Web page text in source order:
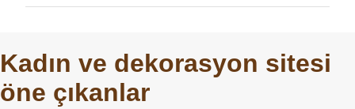
l
a
Kadın ve dekorasyon sitesi
öne çıkanlar